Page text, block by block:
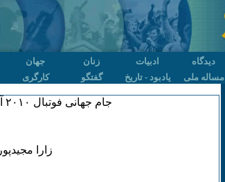
دیدگاه ادبیات زنان جهان
مساله ملی یادبود - تاریخ گفتگو کارگری
جام جهانی فوتبال ۲۰۱۰ آفریقای جنوبی
زارا مجیدپور